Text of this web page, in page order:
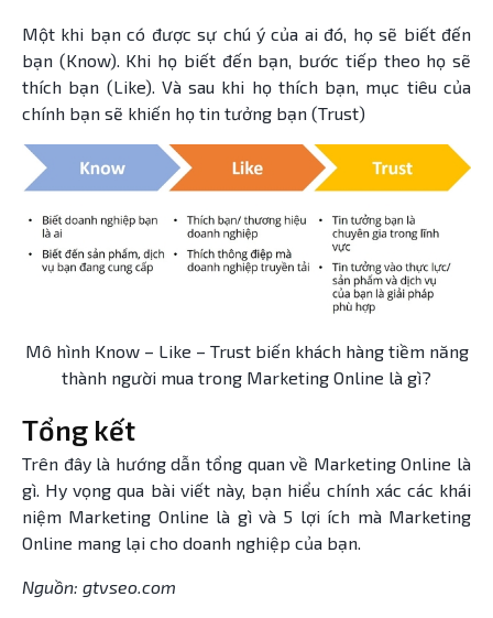
Một khi bạn có được sự chú ý của ai đó, họ sẽ biết đến
bạn (Know). Khi họ biết đến bạn, bước tiếp theo họ sẽ
thích bạn (Like). Và sau khi họ thích bạn, mục tiêu của
chính bạn sẽ khiến họ tin tưởng bạn (Trust)
Mô hình Know – Like – Trust biến khách hàng tiềm năng
thành người mua trong Marketing Online là gì?
Tổng kết
Trên đây là hướng dẫn tổng quan về Marketing Online là
gì. Hy vọng qua bài viết này, bạn hiểu chính xác các khái
niệm Marketing Online là gì và 5 lợi ích mà Marketing
Online mang lại cho doanh nghiệp của bạn.
Nguồn: gtvseo.com